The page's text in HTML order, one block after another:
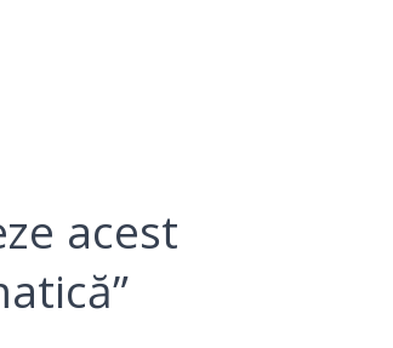
acest